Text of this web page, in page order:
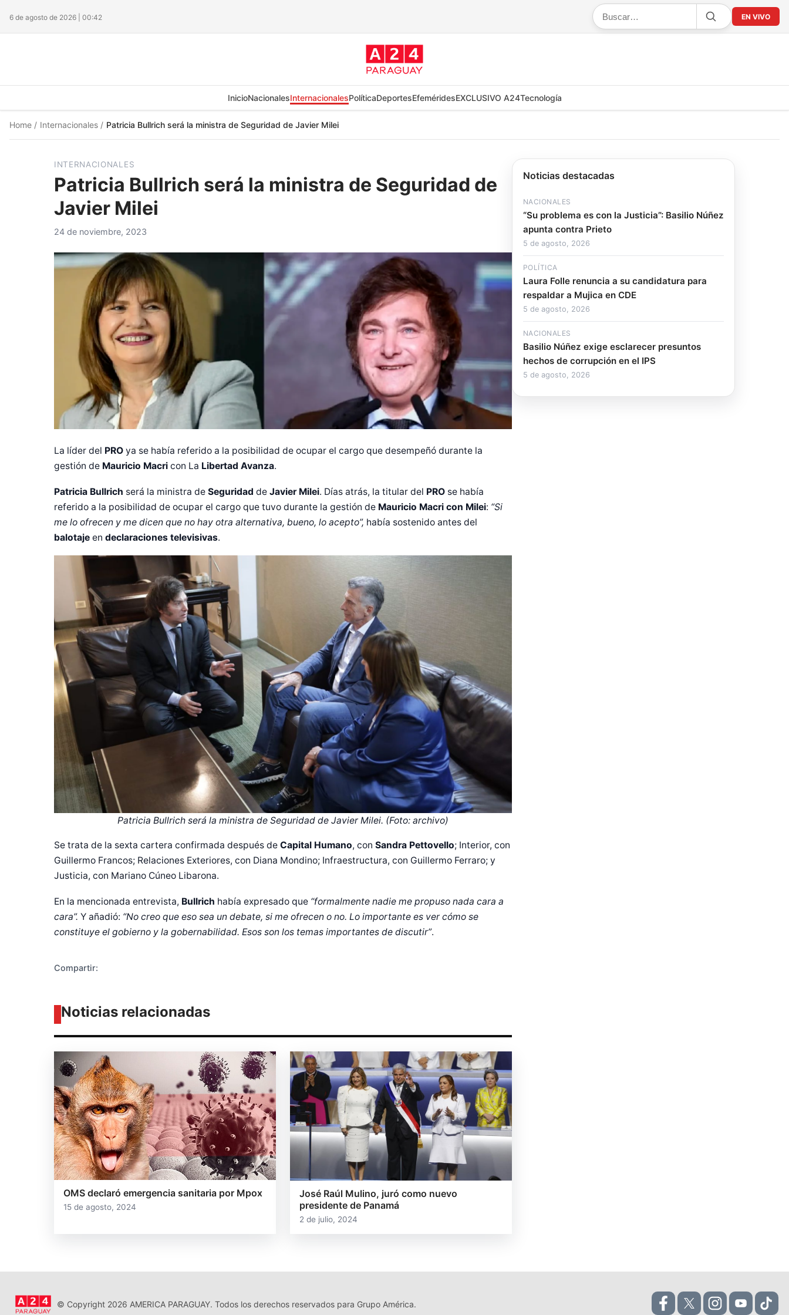
6 de agosto de 2026 | 00:42 EN VIVO
InicioNacionalesInternacionalesPolíticaDeportesEfeméridesEXCLUSIVO A24Tecnología
Home / Internacionales / Patricia Bullrich será la ministra de Seguridad de Javier Milei
INTERNACIONALES
Patricia Bullrich será la ministra de Seguridad de
Javier Milei
24 de noviembre, 2023
La líder del PRO ya se había referido a la posibilidad de ocupar el cargo que desempeñó durante la
gestión de Mauricio Macri con La Libertad Avanza.
Patricia Bullrich será la ministra de Seguridad de Javier Milei. Días atrás, la titular del PRO se había
referido a la posibilidad de ocupar el cargo que tuvo durante la gestión de Mauricio Macri con Milei: “Si
me lo ofrecen y me dicen que no hay otra alternativa, bueno, lo acepto”, había sostenido antes del
balotaje en declaraciones televisivas.
Patricia Bullrich será la ministra de Seguridad de Javier Milei. (Foto: archivo)
Se trata de la sexta cartera confirmada después de Capital Humano, con Sandra Pettovello; Interior, con
Guillermo Francos; Relaciones Exteriores, con Diana Mondino; Infraestructura, con Guillermo Ferraro; y
Justicia, con Mariano Cúneo Libarona.
En la mencionada entrevista, Bullrich había expresado que “formalmente nadie me propuso nada cara a
cara”. Y añadió: “No creo que eso sea un debate, si me ofrecen o no. Lo importante es ver cómo se
constituye el gobierno y la gobernabilidad. Esos son los temas importantes de discutir”.
Compartir:
Noticias relacionadas
OMS declaró emergencia sanitaria por Mpox
15 de agosto, 2024
José Raúl Mulino, juró como nuevo
presidente de Panamá
2 de julio, 2024
Noticias destacadas
NACIONALES
“Su problema es con la Justicia”: Basilio Núñez
apunta contra Prieto
5 de agosto, 2026
POLÍTICA
Laura Folle renuncia a su candidatura para
respaldar a Mujica en CDE
5 de agosto, 2026
NACIONALES
Basilio Núñez exige esclarecer presuntos
hechos de corrupción en el IPS
5 de agosto, 2026
© Copyright 2026 AMERICA PARAGUAY. Todos los derechos reservados para Grupo América.